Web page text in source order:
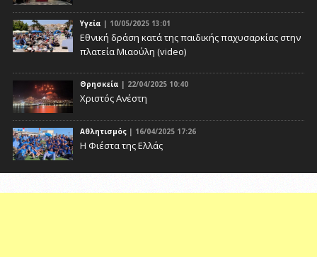
Υγεία | 10/05/2025 13:01
Eθνική δράση κατά της παιδικής παχυσαρκίας στην
πλατεία Μιαούλη (video)
Θρησκεία | 22/04/2025 10:40
Χριστός Ανέστη
Αθλητισμός | 16/04/2025 17:26
Η Φιέστα της Ελλάς